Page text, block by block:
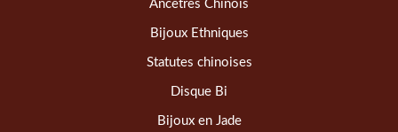
Ancêtres Chinois
Bijoux Ethniques
Statutes chinoises
Disque Bi
Bijoux en Jade